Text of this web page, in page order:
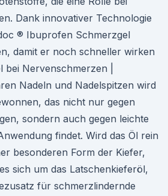
Dank innovativer Technologie
® Ibuprofen Schmerzgel
damit er noch schneller wirken
Nervenschmerzen |
Nadeln und Nadelspitzen wird
das nicht nur gegen
sondern auch gegen leichte
findet. Wird das Öl rein
besonderen Form der Kiefer,
sich um das Latschenkieferöl,
für schmerzlindernde